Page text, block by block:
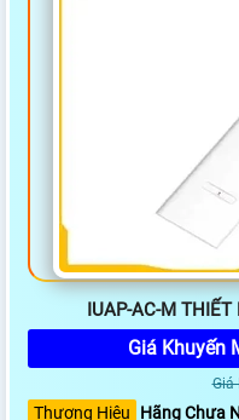
IUAP-AC-M THIẾT
Giá Khuyến
Giá
Thương Hiệu
Hãng Chưa